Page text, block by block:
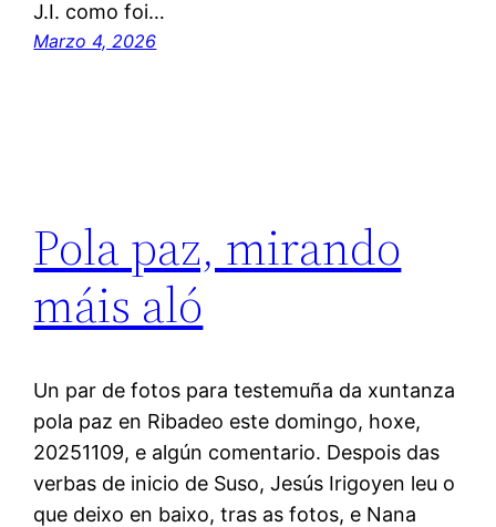
J.I. como foi…
Marzo 4, 2026
Pola paz, mirando
máis aló
Un par de fotos para testemuña da xuntanza
pola paz en Ribadeo este domingo, hoxe,
20251109, e algún comentario. Despois das
verbas de inicio de Suso, Jesús Irigoyen leu o
que deixo en baixo, tras as fotos, e Nana